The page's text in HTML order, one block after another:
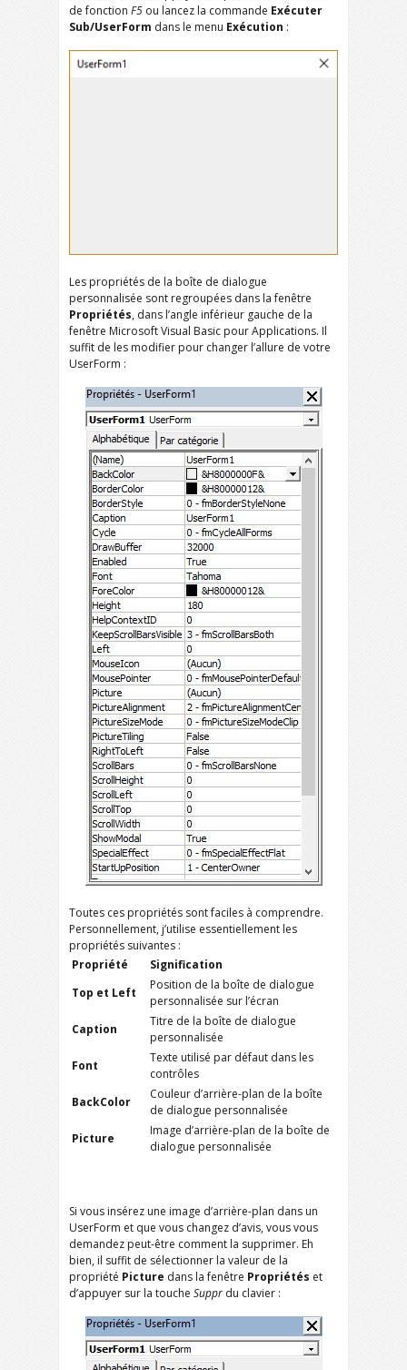
de fonction F5 ou lancez la commande Exécuter
Sub/UserForm dans le menu Exécution :
Les propriétés de la boîte de dialogue
personnalisée sont regroupées dans la fenêtre
Propriétés, dans l’angle inférieur gauche de la
fenêtre Microsoft Visual Basic pour Applications. Il
suffit de les modifier pour changer l’allure de votre
UserForm :
Toutes ces propriétés sont faciles à comprendre.
Personnellement, j’utilise essentiellement les
propriétés suivantes :
Propriété
Signification
Top et Left
Position de la boîte de dialogue
personnalisée sur l’écran
Caption
Titre de la boîte de dialogue
personnalisée
Font
Texte utilisé par défaut dans les
contrôles
BackColor
Couleur d’arrière-plan de la boîte
de dialogue personnalisée
Picture
Image d’arrière-plan de la boîte de
dialogue personnalisée
Si vous insérez une image d’arrière-plan dans un
UserForm et que vous changez d’avis, vous vous
demandez peut-être comment la supprimer. Eh
bien, il suffit de sélectionner la valeur de la
propriété Picture dans la fenêtre Propriétés et
d’appuyer sur la touche Suppr du clavier :